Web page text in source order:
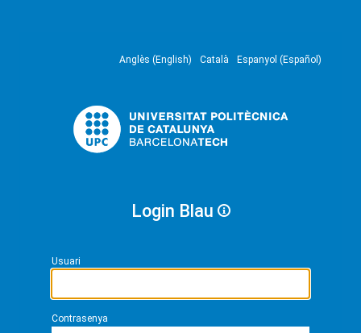
Anglès (English) Català Espanyol (Español)
Login Blau
Usuari
Contrasenya